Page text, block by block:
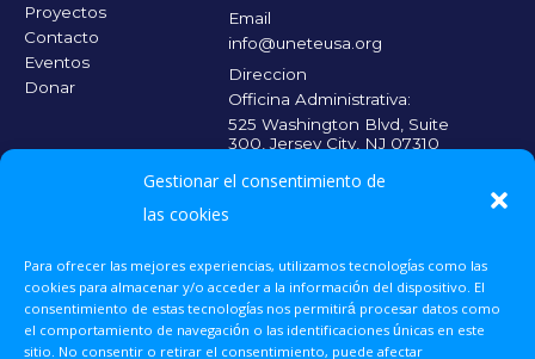
Gestionar el consentimiento de
las cookies
Para ofrecer las mejores experiencias, utilizamos tecnologías como las
cookies para almacenar y/o acceder a la información del dispositivo. El
consentimiento de estas tecnologías nos permitirá procesar datos como
el comportamiento de navegación o las identificaciones únicas en este
sitio. No consentir o retirar el consentimiento, puede afectar
Proyectos
Contacto
Eventos
Donar
Email
info@uneteusa.org
Direccion
Officina Administrativa:
525 Washington Blvd, Suite
300, Jersey City, NJ 07310
140 Market St. 5th Floor,
CADA CONTRIBUICIÓN CUENTA Escanea el código
QR y haz tu
donación para que
más personas